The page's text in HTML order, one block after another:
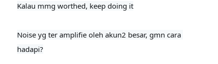
Kalau mmg worthed, keep doing it
Noise yg ter amplifie oleh akun2 besar, gmn cara
hadapi?